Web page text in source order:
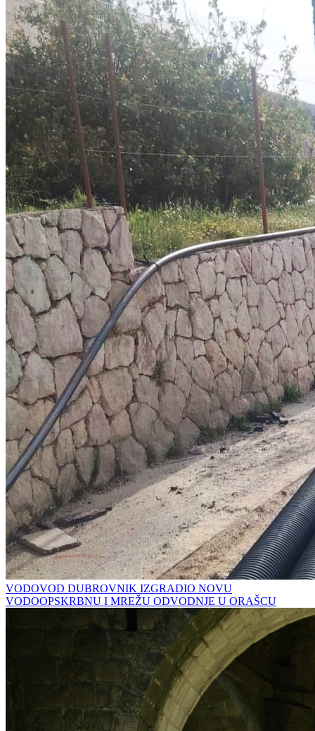
VODOVOD DUBROVNIK IZGRADIO NOVU
VODOOPSKRBNU I MREŽU ODVODNJE U ORAŠCU